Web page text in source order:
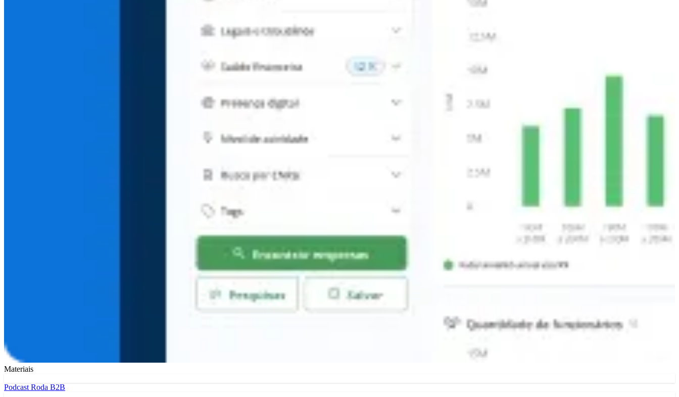
Materiais
Podcast Roda B2B